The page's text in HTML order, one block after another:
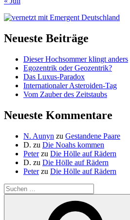
Neueste Beiträge
Dieser Hochsommer klingt anders
Egozentrik oder Geozentrik?
Das Luxus-Paradox
Internationaler Asteroiden-Tag
Vom Zauber des Zeitstaubs
Neueste Kommentare
N. Aunyn zu Gestandene Paare
D. zu Die Noahs kommen
Peterzu Die Hölle auf Rädern
D. zu Die Hölle auf Rädern
Peterzu Die Hölle auf Rädern
Suche
nach: